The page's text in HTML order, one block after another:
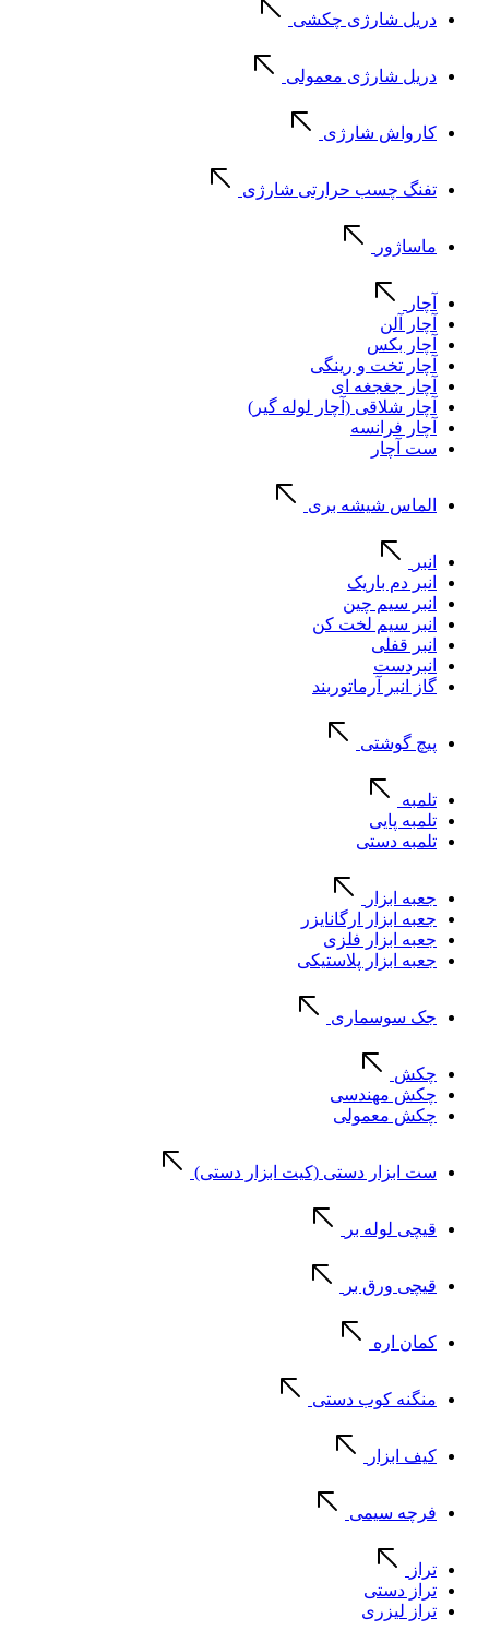
دریل شارژی چکشی
دریل شارژی معمولی
کارواش شارژی
تفنگ چسب حرارتی شارژی
ماساژور
آچار
آچار آلن
آچار بکس
آچار تخت و رینگی
آچار جغجغه ای
آچار شلاقی (آچار لوله گیر)
آچار فرانسه
ست آچار
الماس شیشه بری
انبر
انبر دم باریک
انبر سیم چین
انبر سیم لخت کن
انبر قفلی
انبردست
گاز انبر آرماتوربند
پیچ گوشتی
تلمبه
تلمبه پایی
تلمبه دستی
جعبه ابزار
جعبه ابزار ارگانایزر
جعبه ابزار فلزی
جعبه ابزار پلاستیکی
جک سوسماری
چکش
چکش مهندسی
چکش معمولی
ست ابزار دستی (کیت ابزار دستی)
قیچی لوله بر
قیچی ورق بر
کمان اره
منگنه کوب دستی
کیف ابزار
فرچه سیمی
تراز
تراز دستی
تراز لیزری